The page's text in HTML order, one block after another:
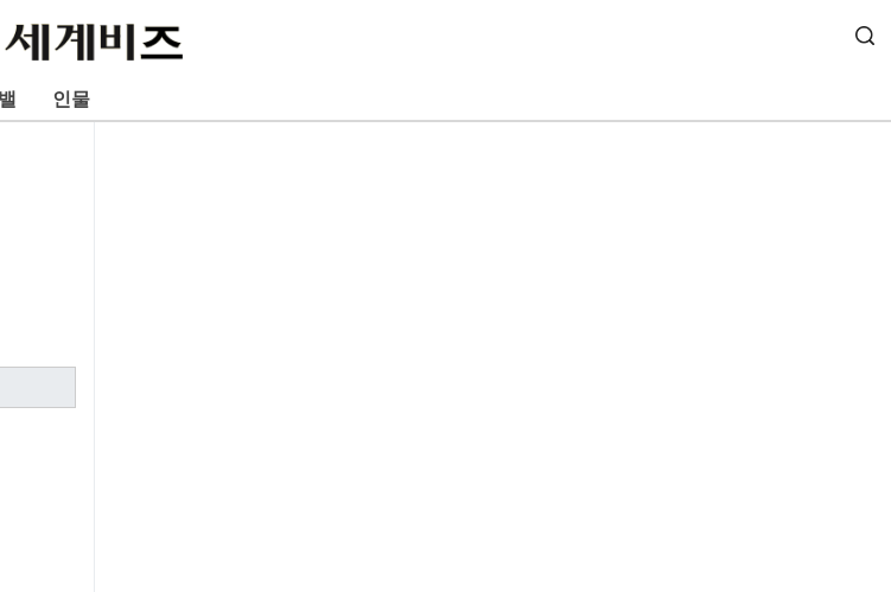
인물